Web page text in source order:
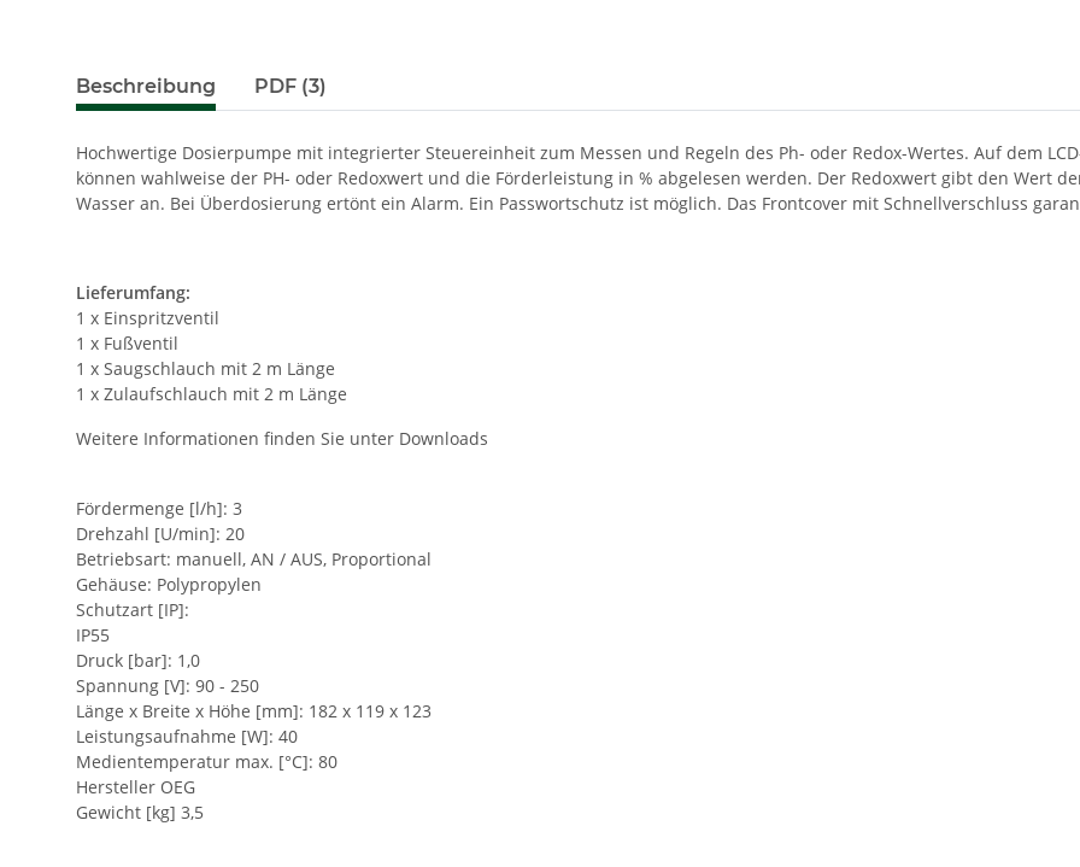
Beschreibung PDF (3)
Hochwertige Dosierpumpe mit integrierter Steuereinheit zum Messen und Regeln des Ph- oder Redox-Wertes. Auf dem
können wahlweise der PH- oder Redoxwert und die Förderleistung in % abgelesen werden. Der Redoxwert gibt den Wert
Wasser an. Bei Überdosierung ertönt ein Alarm. Ein Passwortschutz ist möglich. Das Frontcover mit Schnellverschluss
Lieferumfang:
1 x Einspritzventil
1 x Fußventil
1 x Saugschlauch mit 2 m Länge
1 x Zulaufschlauch mit 2 m Länge
Weitere Informationen finden Sie unter Downloads
Fördermenge [l/h]: 3
Drehzahl [U/min]: 20
Betriebsart: manuell, AN / AUS, Proportional
Gehäuse: Polypropylen
Schutzart [IP]:
IP55
Druck [bar]: 1,0
Spannung [V]: 90 - 250
Länge x Breite x Höhe [mm]: 182 x 119 x 123
Leistungsaufnahme [W]: 40
Medientemperatur max. [°C]: 80
Hersteller OEG
Gewicht [kg] 3,5